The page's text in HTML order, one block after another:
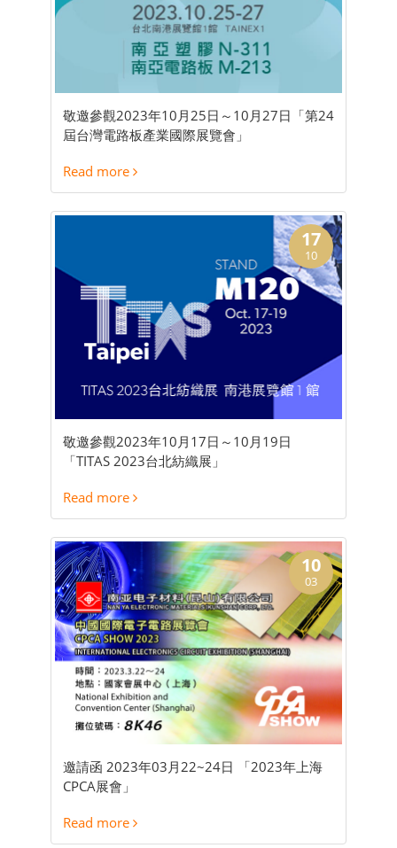
敬邀參觀2023年10月25日～10月27日「第24
屆台灣電路板產業國際展覽會」
Read more
17
10
敬邀參觀2023年10月17日～10月19日
「TITAS 2023台北紡織展」
Read more
10
03
邀請函 2023年03月22~24日 「2023年上海
CPCA展會」
Read more